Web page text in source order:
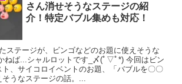
さん消せそうなステージの紹
介！特定バブル集めも対応！
ステージが、ビンゴなどのお題に使えそうな
ねば...シャルロットです_〆(ﾟ▽ﾟ*) 今回はビン
、サイコロイベントのお題、「バブルを〇〇
うなステージの話。...